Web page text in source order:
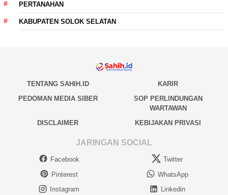
PERTANAHAN
KABUPATEN SOLOK SELATAN
TENTANG SAHIH.ID
KARIR
PEDOMAN MEDIA SIBER
SOP PERLINDUNGAN
WARTAWAN
DISCLAIMER
KEBIJAKAN PRIVASI
JARINGAN SOCIAL
Facebook
Twitter
Pinterest
WhatsApp
Instagram
Linkedin